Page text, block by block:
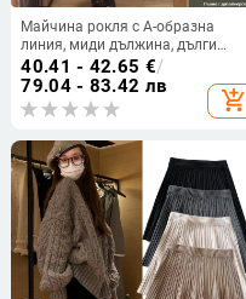
Майчина рокля с A-образна
линия, миди дължина, дълги
ръкави, висока талия, без яка,
памучно-полиестерна смес (70-
80% полиестер)
40.41 - 42.65 €/
79.04 - 83.42 лв
add_shopping_cart